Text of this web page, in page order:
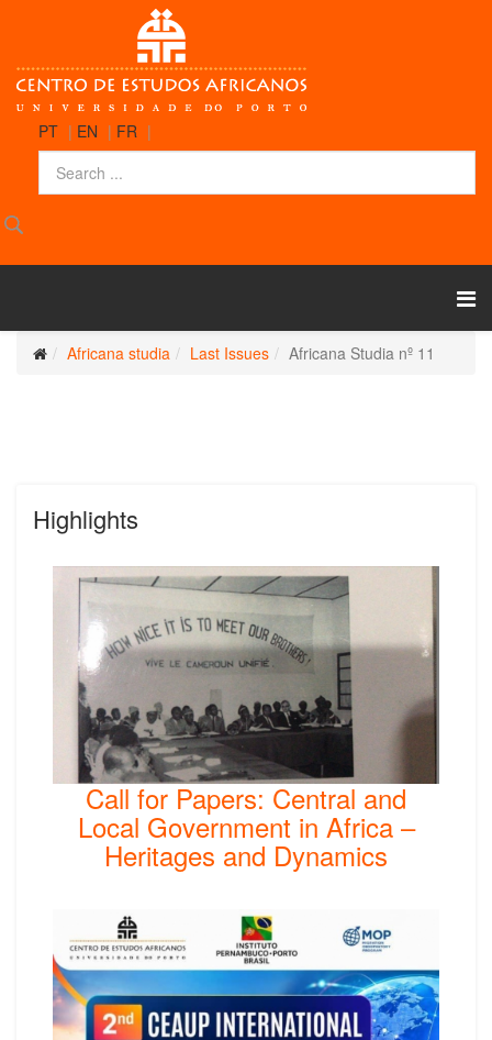
PT | EN | FR |
Africana studia Last Issues Africana Studia nº 11
Highlights
Call for Papers: Central and
Local Government in Africa –
Heritages and Dynamics